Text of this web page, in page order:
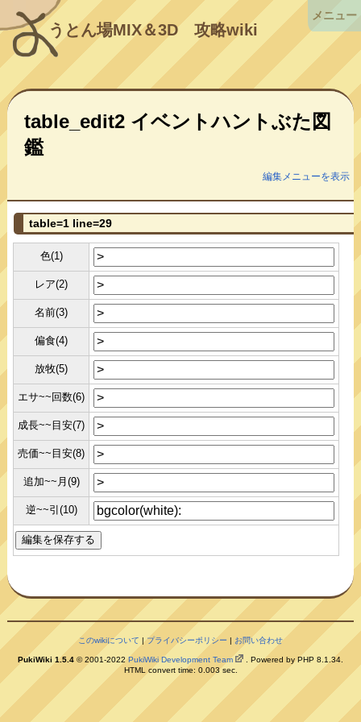
うとん場MIX＆3D攻略wiki
table_edit2 イベントハントぶた図
鑑
編集メニューを表示
table=1 line=29
色(1)
レア(2)
名前(3)
偏食(4)
放牧(5)
エサ~~回数(6)
成長~~目安(7)
売価~~目安(8)
追加~~月(9)
逆~~引(10)
このwikiについて |プライバシーポリシー | お問い合わせ
PukiWiki 1.5.4 © 2001-2022PukiWiki Development Team
. Powered by PHP 8.1.34.
HTML convert time: 0.003 sec.
メニュー